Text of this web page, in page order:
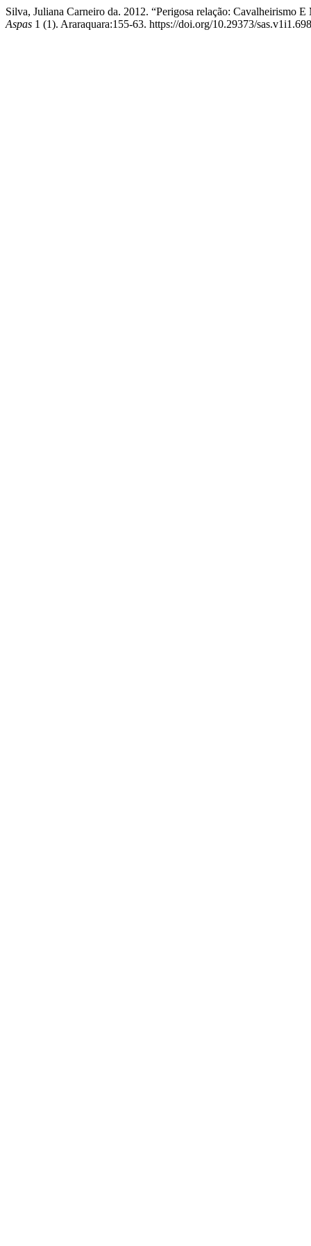
Silva, Juliana Carneiro da. 2012. “Perigosa relação: Cavalheirismo
Aspas 1 (1). Araraquara:155-63. https://doi.org/10.29373/